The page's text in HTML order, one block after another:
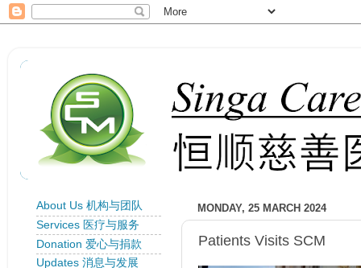
MONDAY, 25 MARCH 2024
Patients Visits SCM
About Us 机构与团队
Services 医疗与服务
Donation 爱心与捐款
Updates 消息与发展